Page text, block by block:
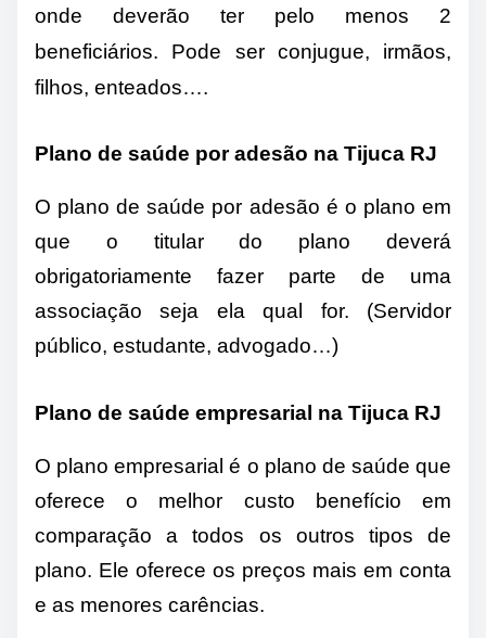
onde deverão ter pelo menos 2
beneficiários. Pode ser conjugue, irmãos,
filhos, enteados….
Plano de saúde por adesão na Tijuca RJ
O plano de saúde por adesão é o plano em
que o titular do plano deverá
obrigatoriamente fazer parte de uma
associação seja ela qual for. (Servidor
público, estudante, advogado…)
Plano de saúde empresarial na Tijuca RJ
O plano empresarial é o plano de saúde que
oferece o melhor custo benefício em
comparação a todos os outros tipos de
plano. Ele oferece os preços mais em conta
e as menores carências.